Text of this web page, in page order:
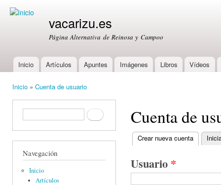
vacarizu.es
Página Alternativa de Reinosa y Campoo
Main menu
Inicio Artículos Apuntes Imágenes Libros Vídeos
Inicio » Cuenta de usuario
Formulario de búsquedaBuscar
Navegación
Inicio
Artículos
Cuenta de
Primary tabs
Crear nueva cuenta (active
Usuario *